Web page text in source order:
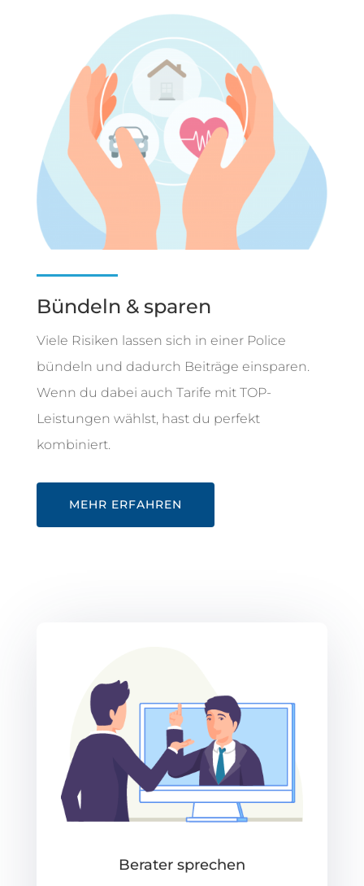
Bündeln & sparen
Viele Risiken lassen sich in einer Police
bündeln und dadurch Beiträge einsparen.
Wenn du dabei auch Tarife mit TOP-
Leistungen wählst, hast du perfekt
kombiniert.
MEHR ERFAHREN
Berater sprechen